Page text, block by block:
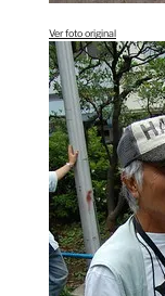
Ver foto original